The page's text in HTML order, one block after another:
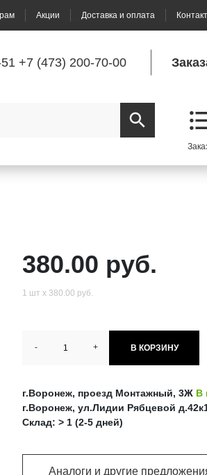
Акции Доставка и оплата
+7 (473) 200-70-00
380.00 руб.
1 шт х 380.00 руб.
- + В КОРЗИНУ
г.Воронеж, проезд Монтажный, 3Ж В
г.Воронеж, ул.Лидии Рябцевой
Склад: > 1 (2-5 дней)
Аналоги и другие